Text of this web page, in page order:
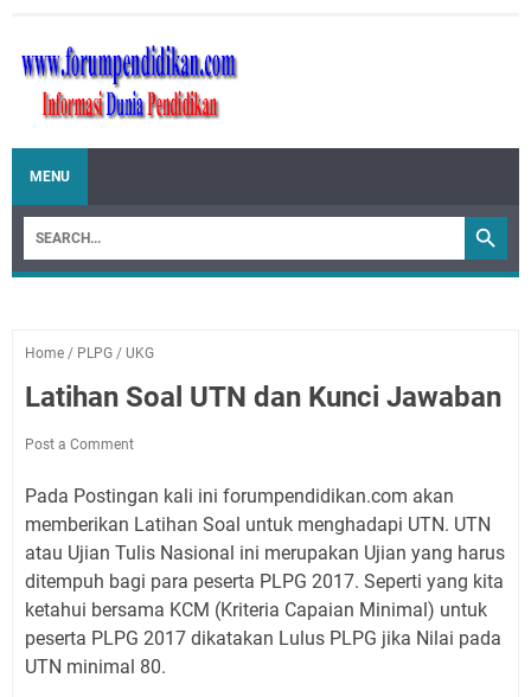
MENU
Home / PLPG / UKG
Latihan Soal UTN dan Kunci Jawaban
Post a Comment
Pada Postingan kali ini forumpendidikan.com akan
memberikan Latihan Soal untuk menghadapi UTN. UTN
atau Ujian Tulis Nasional ini merupakan Ujian yang harus
ditempuh bagi para peserta PLPG 2017. Seperti yang kita
ketahui bersama KCM (Kriteria Capaian Minimal) untuk
peserta PLPG 2017 dikatakan Lulus PLPG jika Nilai pada
UTN minimal 80.